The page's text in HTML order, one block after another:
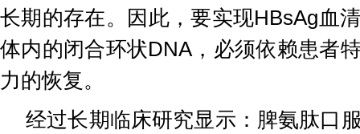
长期的存在。因此，要实现HBsAg血
体内的闭合环状DNA，必须依赖患者
力的恢复。
经过长期临床研究显示：脾氨肽口